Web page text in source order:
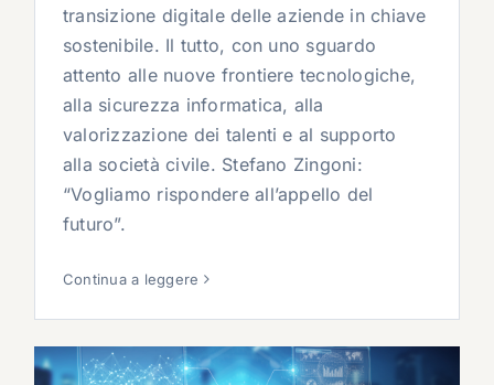
transizione digitale delle aziende in chiave
sostenibile. Il tutto, con uno sguardo
attento alle nuove frontiere tecnologiche,
alla sicurezza informatica, alla
valorizzazione dei talenti e al supporto
alla società civile. Stefano Zingoni:
“Vogliamo rispondere all’appello del
futuro”.
Continua a leggere